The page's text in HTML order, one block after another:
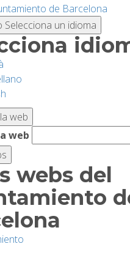
Selecciona un idioma
web
web
webs del
TU VISITA
CONSERVACIÓN